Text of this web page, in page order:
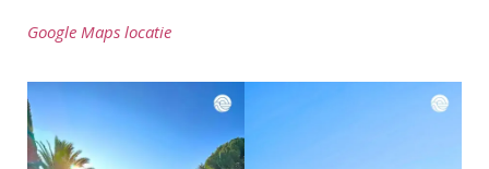
Google Maps locatie